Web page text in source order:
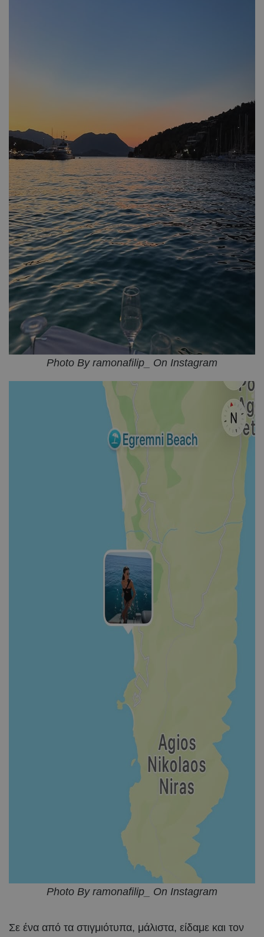
Photo By ramonafilip_ On Instagram
Photo By ramonafilip_ On Instagram
Σε ένα από τα στιγμιότυπα, μάλιστα, είδαμε και τον